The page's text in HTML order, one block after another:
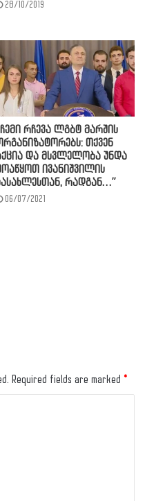
28/10/2019
რჩევა ლგბტ მარშის
თქვენ
და მსვლელობა უნდა
ივანიშვილის
რადგან…”
06/07/2021
Required fields are marked *